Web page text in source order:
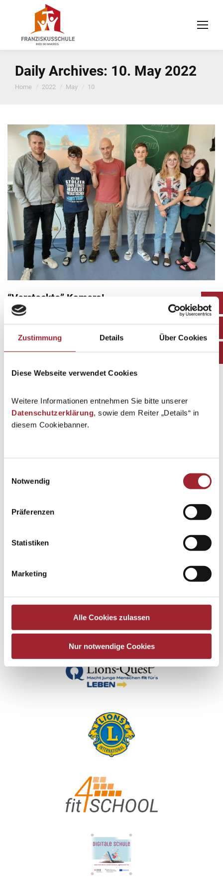
Zustimmung Details Über Cookies
Diese Webseite verwendet Cookies
Weitere Informationen entnehmen Sie bitte unserer
Datenschutzerklärung, sowie dem Reiter „Details“ in
diesem Cookiebanner.
Notwendig
Präferenzen
Statistiken
Marketing
Alle Cookies zulassen
Nur notwendige Cookies
Daily Archives: 10. May 2022
You are here:
Home 2022 May 10
“Versteckte” Kamera!
Schuljahr 2021/22
Einen ganz besonderen Gast…